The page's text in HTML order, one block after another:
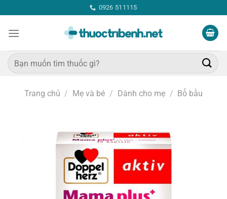
qua
nội
0926 511115
Tìm
kiếm:
Trang chủ / Mẹ và bé / Dành cho mẹ / Bổ bầu